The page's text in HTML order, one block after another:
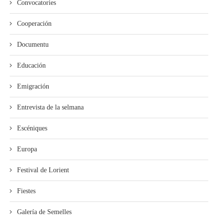
Convocatories
Cooperación
Documentu
Educación
Emigración
Entrevista de la selmana
Escéniques
Europa
Festival de Lorient
Fiestes
Galería de Semelles